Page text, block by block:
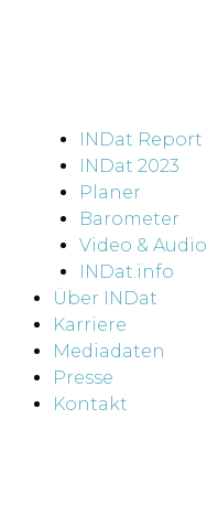
INDat Report
INDat 2023
Planer
Barometer
Video & Audio
INDat.info
Über INDat
Karriere
Mediadaten
Presse
Kontakt